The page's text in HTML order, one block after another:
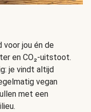
voor jou én de
en CO₂-uitstoot.
je vindt altijd
vegan
met een